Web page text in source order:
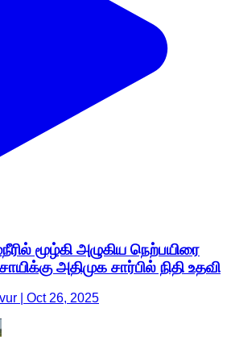
மூழ்கி அழுகிய நெற்பயிரை
அதிமுக சார்பில் நிதி உதவி
| Oct 26, 2025